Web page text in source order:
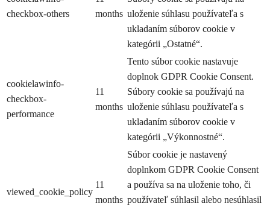
checkbox-others
months uloženie súhlasu používateľa s
ukladaním súborov cookie v
kategórii „Ostatné“.
cookielawinfo-
checkbox-
performance
11
months
Tento súbor cookie nastavuje
doplnok GDPR Cookie Consent.
Súbory cookie sa používajú na
uloženie súhlasu používateľa s
ukladaním súborov cookie v
kategórii „Výkonnostné“.
viewed_cookie_policy
11
months
Súbor cookie je nastavený
doplnkom GDPR Cookie Consent
a používa sa na uloženie toho, či
používateľ súhlasil alebo nesúhlasil